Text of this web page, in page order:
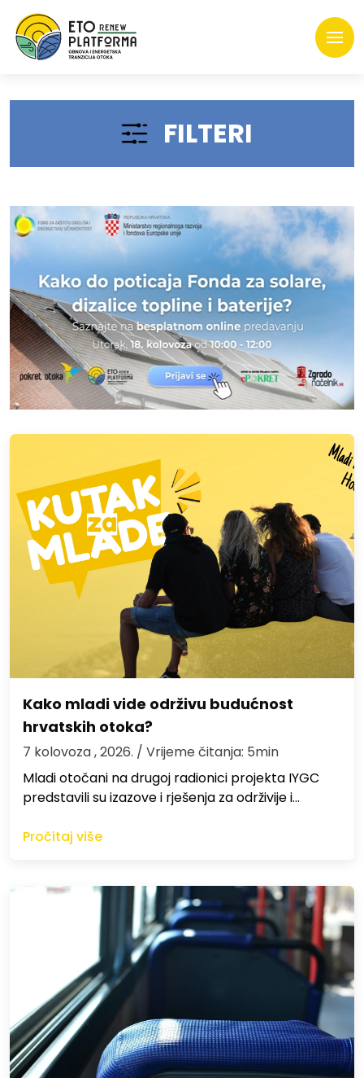
FILTERI
Kako mladi vide održivu budućnost
hrvatskih otoka?
7 kolovoza , 2026. / Vrijeme čitanja: 5min
Mladi otočani na drugoj radionici projekta IYGC
predstavili su izazove i rješenja za održivije i…
Pročitaj više